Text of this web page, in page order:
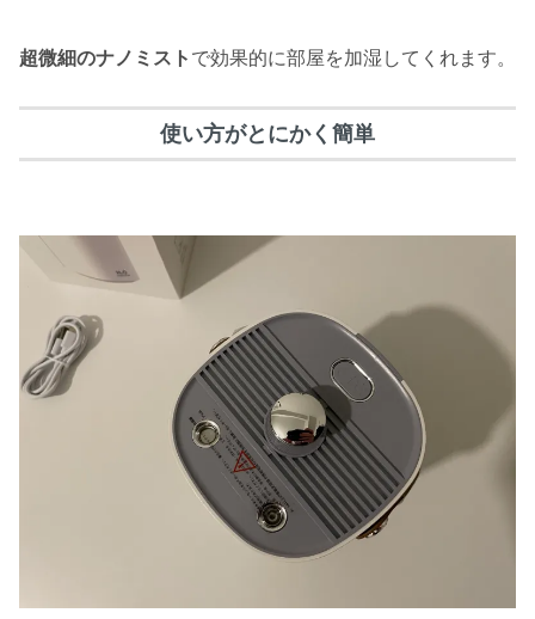
超微細のナノミスト で効果的に部屋を加湿してくれます。
使い方がとにかく簡単